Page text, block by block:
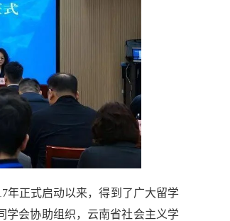
年正式启动以来，得到了广大留学
学会协助组织，云南省社会主义学